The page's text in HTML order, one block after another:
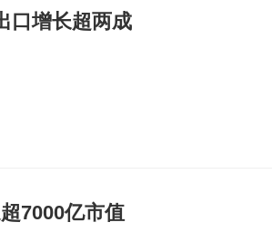
口增长超两成
7000亿市值